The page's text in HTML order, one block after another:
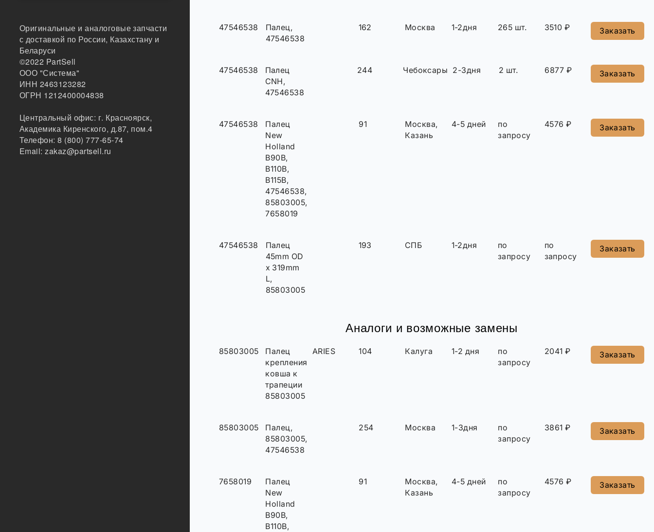
Оригинальные и аналоговые запчасти
с доставкой по России, Казахстану и
Беларуси
©2022 PartSell
ООО "Система"
ИНН 2463123282
ОГРН 1212400004838
Центральный офис: г. Красноярск,
Академика Киренского, д.87, пом.4
Телефон:8 (800) 777-65-74
Email:zakaz@partsell.ru
47546538
Палец,
47546538
162 Москва 1-2дня 265 шт. 3510 ₽ Заказать
47546538
Палец
CNH,
47546538
244 Чебоксары 2-3дня 2 шт. 6877 ₽ Заказать
47546538
Палец
New
Holland
B90B,
B110B,
B115B,
47546538,
85803005,
7658019
91
Москва,
Казань
4-5 дней
по
запросу
4576 ₽ Заказать
47546538
Палец
45mm OD
x 319mm
L,
85803005
193 СПБ 1-2дня
по
запросу
по
запросу
Заказать
Аналоги и возможные замены
85803005
Палец
крепления
ковша к
трапеции
85803005
ARIES 104 Калуга 1-2 дня
по
запросу
2041 ₽ Заказать
85803005
Палец,
85803005,
47546538
254 Москва 1-3дня
по
запросу
3861 ₽ Заказать
7658019
Палец
New
Holland
B90B,
B110B,
91
Москва,
Казань
4-5 дней
по
запросу
4576 ₽ Заказать